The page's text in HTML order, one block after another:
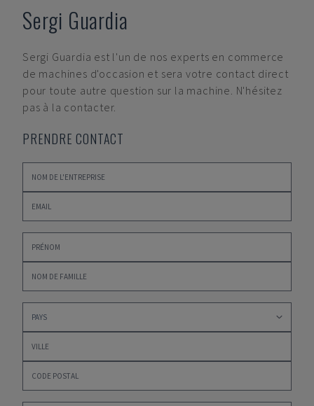
Sergi Guardia
Sergi Guardia est l'un de nos experts en commerce
de machines d'occasion et sera votre contact direct
pour toute autre question sur la machine. N'hésitez
pas à la contacter.
PRENDRE CONTACT